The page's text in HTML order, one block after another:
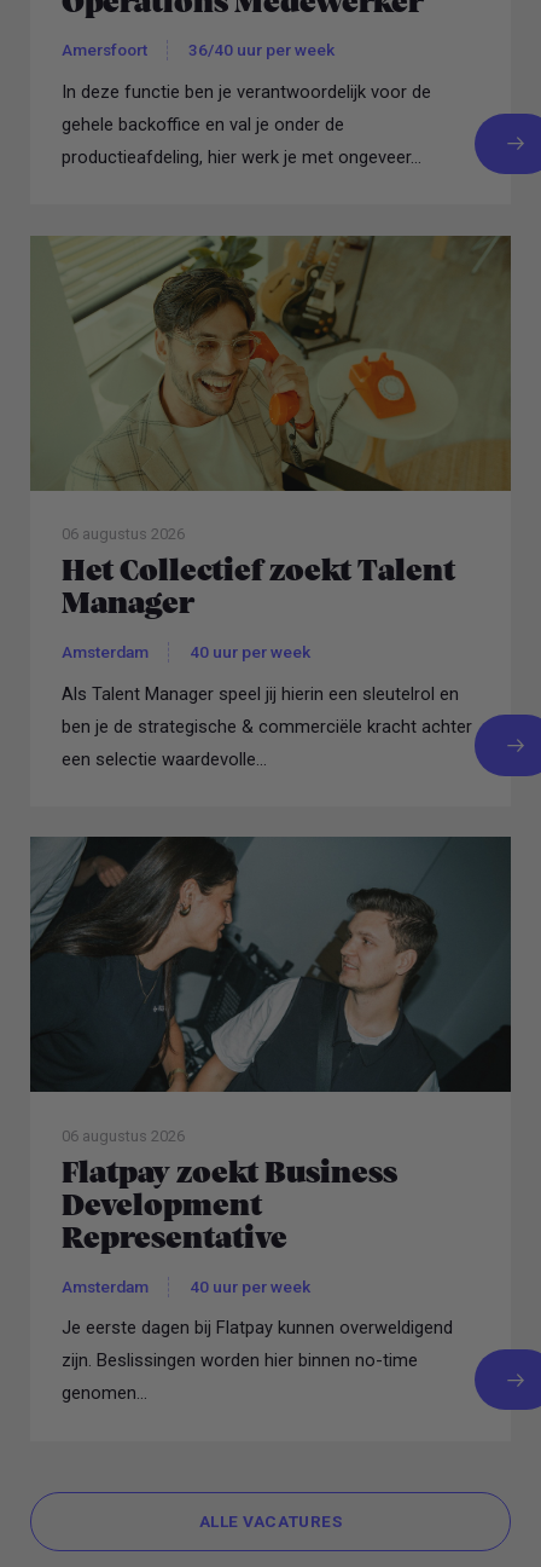
Amersfoort 36/40 uur per week
In deze functie ben je verantwoordelijk voor de
gehele backoffice en val je onder de
productieafdeling, hier werk je met ongeveer...
06 augustus 2026
Het Collectief zoekt Talent
Manager
Amsterdam 40 uur per week
Als Talent Manager speel jij hierin een sleutelrol en
ben je de strategische & commerciële kracht achter
een selectie waardevolle...
06 augustus 2026
Flatpay zoekt Business
Development
Representative
Amsterdam 40 uur per week
Je eerste dagen bij Flatpay kunnen overweldigend
zijn. Beslissingen worden hier binnen no-time
genomen...
ALLE VACATURES